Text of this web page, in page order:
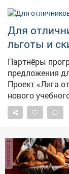
ТОЧНОСТЬ» →
обслуживание
горного
ископаемых",
• «БУМАГИ/
«Экономика и
архивоведение». • «ПОМЕЩЕНИЕ + ТВОРЧЕСТВО +
ВКУСНО» → «Повар,
ждем тебя в
Для
льготы и
Партнёры
предложения
Проект «Лига
нового
Ильи Середюка.
реклама